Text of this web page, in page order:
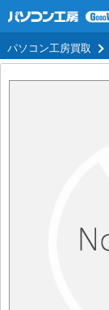
パソコン工房買取